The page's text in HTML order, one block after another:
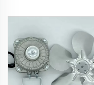
hűtőberendezés
járműszerelési hűtők és
hűtők számára